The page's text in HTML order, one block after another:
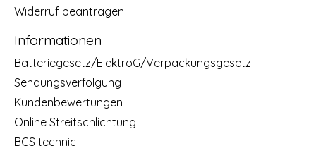
Widerruf beantragen
Informationen
Batteriegesetz/ElektroG/Verpackungsgesetz
Sendungsverfolgung
Kundenbewertungen
Online Streitschlichtung
BGS technic